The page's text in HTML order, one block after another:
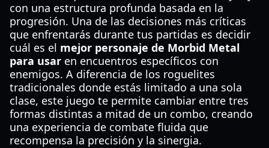
con una estructura profunda basada en la
progresión. Una de las decisiones más críticas
que enfrentarás durante tus partidas es decidir
cuál es el mejor personaje de Morbid Metal
para usar en encuentros específicos con
enemigos. A diferencia de los roguelites
tradicionales donde estás limitado a una sola
clase, este juego te permite cambiar entre tres
formas distintas a mitad de un combo, creando
una experiencia de combate fluida que
recompensa la precisión y la sinergia.